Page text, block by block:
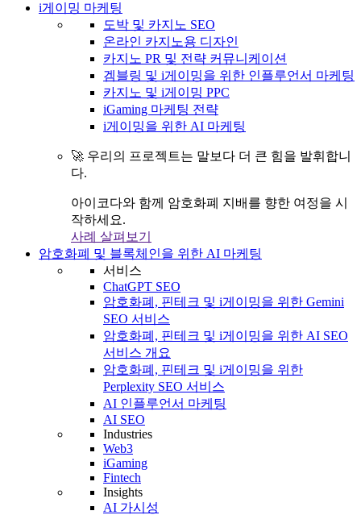
i게이밍 마케팅
도박 및 카지노 SEO
온라인 카지노용 디자인
카지노 PR 및 전략 커뮤니케이션
겜블링 및 i게이밍을 위한 인플루언서 마케팅
카지노 및 i게이밍 PPC
iGaming 마케팅 전략
i게이밍을 위한 AI 마케팅
🚀 우리의 프로젝트는 말보다 더 큰 힘을 발휘합니
다.
아이코다와 함께 암호화폐 지배를 향한 여정을 시
작하세요.
사례 살펴보기
암호화폐 및 블록체인을 위한 AI 마케팅
서비스
ChatGPT SEO
암호화폐, 핀테크 및 i게이밍을 위한 Gemini
SEO 서비스
암호화폐, 핀테크 및 i게이밍을 위한 AI SEO
서비스 개요
암호화폐, 핀테크 및 i게이밍을 위한
Perplexity SEO 서비스
AI 인플루언서 마케팅
AI SEO
Industries
Web3
iGaming
Fintech
Insights
AI 가시성